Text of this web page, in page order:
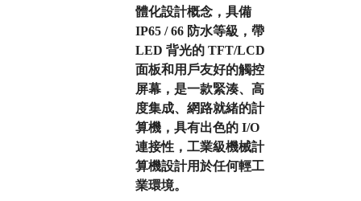
體化設計概念，具備
IP65 / 66 防水等級，帶
LED 背光的 TFT/LCD
面板和用戶友好的觸控
屏幕，是一款緊湊、高
度集成、網路就緒的計
算機，具有出色的 I/O
連接性，工業級機械計
算機設計用於任何輕工
業環境。